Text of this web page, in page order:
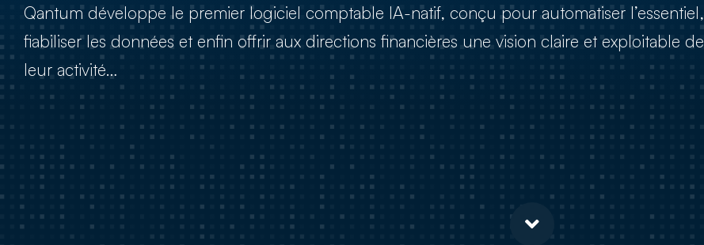
Qantum développe le premier logiciel comptable IA-natif, conçu pour automatiser l’essentiel,
fiabiliser les données et enfin offrir aux directions financières une vision claire et exploitable de
leur activité…